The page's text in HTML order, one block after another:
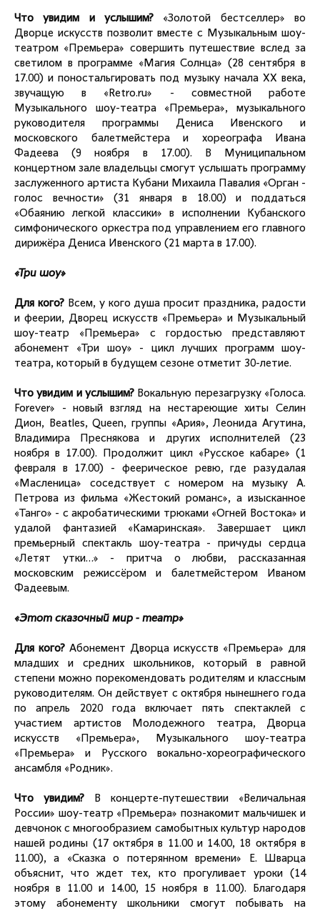
Что увидим и услышим? «Золотой бестселлер» во
Дворце искусств позволит вместе с Музыкальным шоу-
театром «Премьера» совершить путешествие вслед за
светилом в программе «Магия Солнца» (28 сентября в
17.00) и поностальгировать под музыку начала ХХ века,
звучащую в «Retro.ru» - совместной работе
Музыкального шоу-театра «Премьера», музыкального
руководителя программы Дениса Ивенского и
московского балетмейстера и хореографа Ивана
Фадеева (9 ноября в 17.00). В Муниципальном
концертном зале владельцы смогут услышать программу
заслуженного артиста Кубани Михаила Павалия «Орган -
голос вечности» (31 января в 18.00) и поддаться
«Обаянию легкой классики» в исполнении Кубанского
симфонического оркестра под управлением его главного
дирижёра Дениса Ивенского (21 марта в 17.00).
«Три шоу»
Для кого?Всем, у кого душа просит праздника, радости
и феерии, Дворец искусств «Премьера» и Музыкальный
шоу-театр «Премьера» с гордостью представляют
абонемент «Три шоу» - цикл лучших программ шоу-
театра, который в будущем сезоне отметит 30-летие.
Что увидим и услышим? Вокальную перезагрузку «Голоса.
Forever» - новый взгляд на нестареющие хиты Селин
Дион, Beatles, Queen, группы «Ария», Леонида Агутина,
Владимира Преснякова и других исполнителей (23
ноября в 17.00). Продолжит цикл «Русское кабаре» (1
февраля в 17.00) - феерическое ревю, где разудалая
«Масленица» соседствует с номером на музыку А.
Петрова из фильма «Жестокий романс», а изысканное
«Танго» - с акробатическими трюками «Огней Востока» и
удалой фантазией «Камаринская». Завершает цикл
премьерный спектакль шоу-театра - причуды сердца
«Летят утки…» - притча о любви, рассказанная
московским режиссёром и балетмейстером Иваном
Фадеевым.
«Этот сказочный мир - театр»
Для кого? Абонемент Дворца искусств «Премьера» для
младших и средних школьников, который в равной
степени можно порекомендовать родителям и классным
руководителям. Он действует с октября нынешнего года
по апрель 2020 года включает пять спектаклей с
участием артистов Молодежного театра, Дворца
искусств «Премьера», Музыкального шоу-театра
«Премьера» и Русского вокально-хореографического
ансамбля «Родник».
Что увидим? В концерте-путешествии «Величальная
России» шоу-театр «Премьера» познакомит мальчишек и
девчонок с многообразием самобытных культур народов
нашей родины (17 октября в 11.00 и 14.00, 18 октября в
11.00), а «Сказка о потерянном времени» Е. Шварца
объяснит, что ждет тех, кто прогуливает уроки (14
ноября в 11.00 и 14.00, 15 ноября в 11.00). Благодаря
этому абонементу школьники смогут побывать на